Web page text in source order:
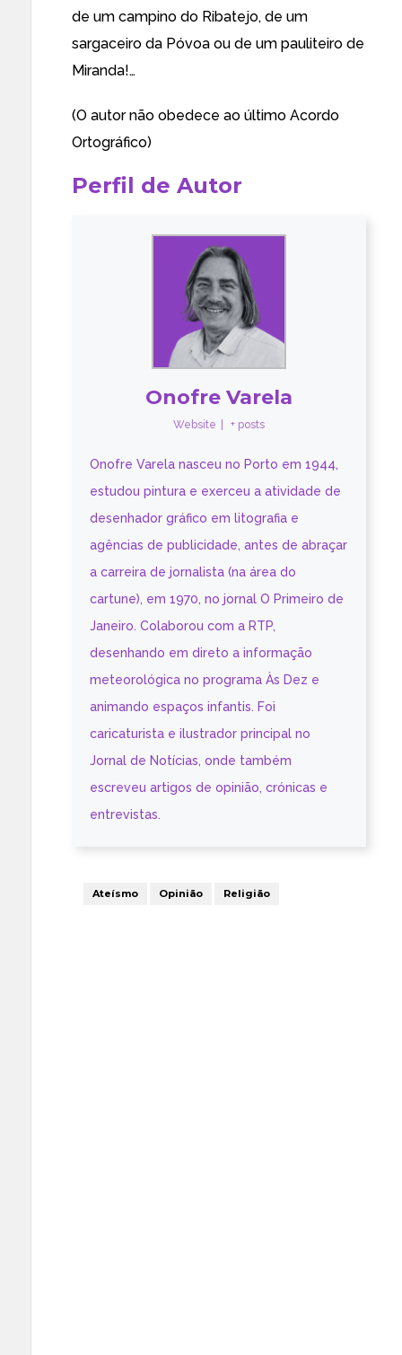
de um campino do Ribatejo, de um
sargaceiro da Póvoa ou de um pauliteiro de
Miranda!…
(O autor não obedece ao último Acordo
Ortográfico)
Perfil de Autor
Onofre Varela
Website + posts
Onofre Varela nasceu no Porto em 1944,
estudou pintura e exerceu a atividade de
desenhador gráfico em litografia e
agências de publicidade, antes de abraçar
a carreira de jornalista (na área do
cartune), em 1970, no jornal O Primeiro de
Janeiro. Colaborou com a RTP,
desenhando em direto a informação
meteorológica no programa Às Dez e
animando espaços infantis. Foi
caricaturista e ilustrador principal no
Jornal de Notícias, onde também
escreveu artigos de opinião, crónicas e
entrevistas.
Ateísmo Opinião Religião